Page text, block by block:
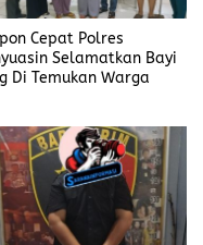
Cepat Polres
Selamatkan Bayi
Di Temukan Warga